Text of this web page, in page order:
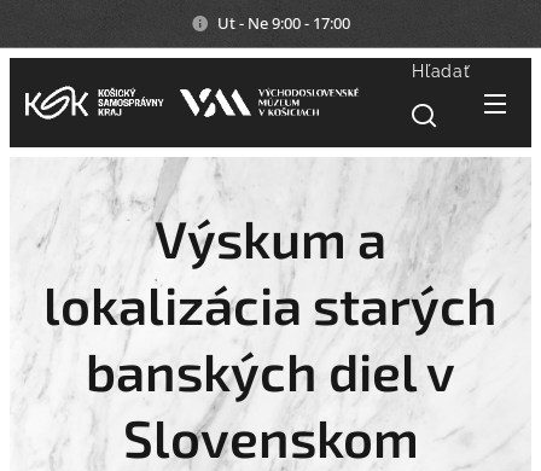
Ut - Ne 9:00 - 17:00
Hľadať
Výskum a
lokalizácia starých
banských diel v
Slovenskom